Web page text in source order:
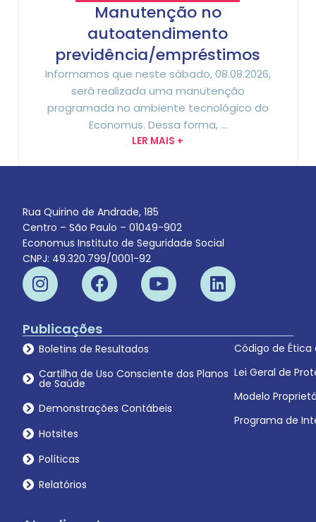
Manutenção no
autoatendimento
previdência/empréstimos
Informamos que neste sábado, 08.08.2026,
será realizada uma manutenção
programada no ambiente tecnológico do
Economus. Dessa forma, ...
LER MAIS +
Rua Quirino de Andrade, 185
Centro – São Paulo – 01049-902
Economus Instituto de Seguridade Social
CNPJ: 49.320.799/0001-92
Publicações
Boletins de Resultados
Cartilha de Uso Consciente dos Planos
de Saúde
Demonstrações Contábeis
Hotsites
Políticas
Relatórios
Código de
Lei Geral de
Modelo
Programa de